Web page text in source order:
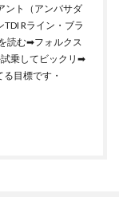
ト（アンバサダ
Rライン・ブラ
読む➡︎フォルクス
乗してビックリ➡︎
目標です・